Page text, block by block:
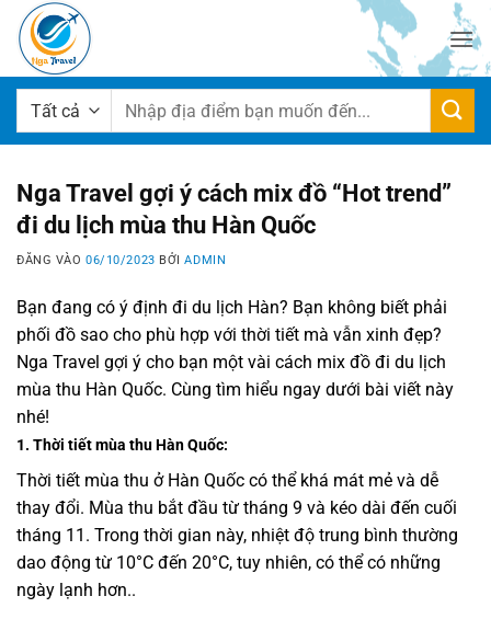
qua
dung
Tìm
Nga Travel gợi ý cách mix đồ “Hot trend”
đi du lịch mùa thu Hàn Quốc
ĐĂNG VÀO06/10/2023 BỞIADMIN
Bạn đang có ý định đi du lịch Hàn? Bạn không biết phải
phối đồ sao cho phù hợp với thời tiết mà vẫn xinh đẹp?
Nga Travel gợi ý cho bạn một vài cách mix đồ đi du lịch
mùa thu Hàn Quốc. Cùng tìm hiểu ngay dưới bài viết này
nhé!
1. Thời tiết mùa thu Hàn Quốc:
Thời tiết mùa thu ở Hàn Quốc có thể khá mát mẻ và dễ
thay đổi. Mùa thu bắt đầu từ tháng 9 và kéo dài đến cuối
tháng 11. Trong thời gian này, nhiệt độ trung bình thường
dao động từ 10°C đến 20°C, tuy nhiên, có thể có những
ngày lạnh hơn..